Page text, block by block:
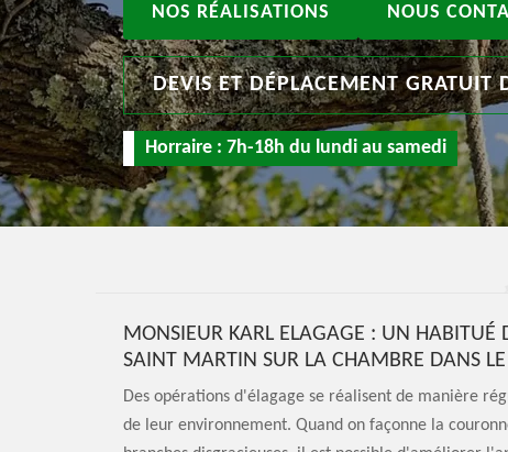
NOS RÉALISATIONS NOUS
DEVIS ET DÉPLACEMENT GRATUIT
Horraire : 7h-18h du lundi au samedi
MONSIEUR KARL ELAGAGE : UN HABITUÉ
SAINT MARTIN SUR LA CHAMBRE DANS
Des opérations d'élagage se réalisent de manière
de leur environnement. Quand on façonne la